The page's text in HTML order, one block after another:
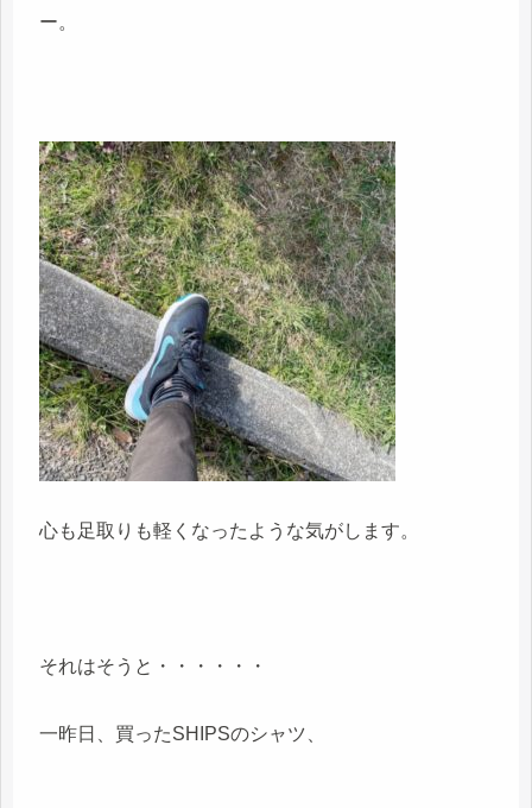
ー。
心も足取りも軽くなったような気がします。
それはそうと・・・・・・
一昨日、買ったSHIPSのシャツ、